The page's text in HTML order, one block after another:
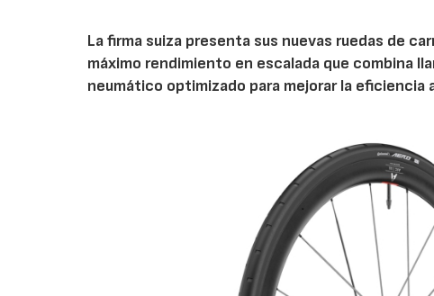
La firma suiza presenta sus nuevas ruedas de
máximo rendimiento en escalada que combina
neumático optimizado para mejorar la eficiencia